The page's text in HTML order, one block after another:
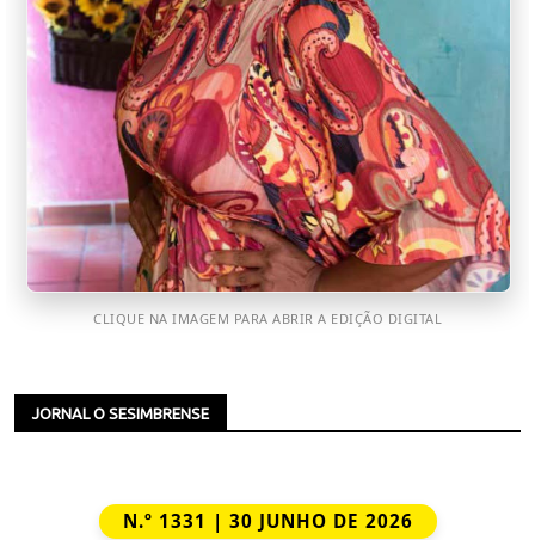
CLIQUE NA IMAGEM PARA ABRIR A EDIÇÃO DIGITAL
JORNAL O SESIMBRENSE
N.º 1331 | 30 JUNHO DE 2026